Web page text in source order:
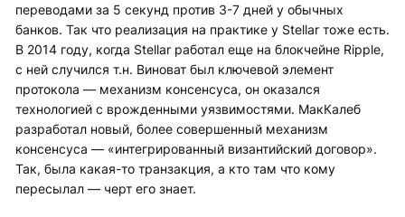
переводами за 5 секунд против 3-7 дней у обычных
банков. Так что реализация на практике у Stellar тоже есть.
В 2014 году, когда Stellar работал еще на блокчейне Ripple,
с ней случился т.н. Виноват был ключевой элемент
протокола — механизм консенсуса, он оказался
технологией с врожденными уязвимостями. МакКалеб
разработал новый, более совершенный механизм
консенсуса — «интегрированный византийский договор».
Так, была какая-то транзакция, а кто там что кому
пересылал — черт его знает.